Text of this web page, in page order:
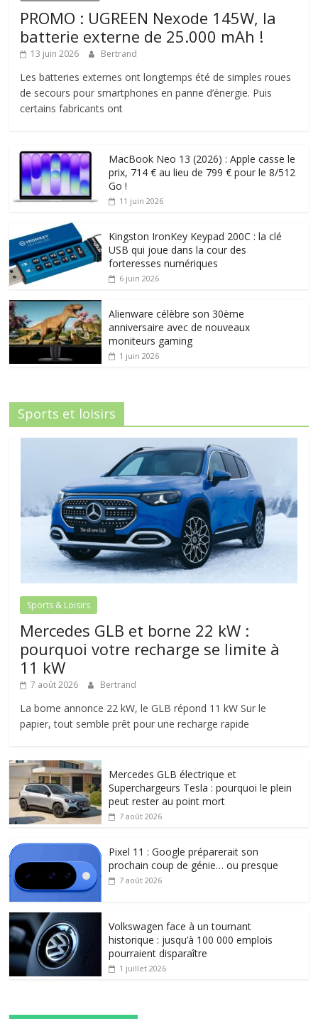
PROMO : UGREEN Nexode 145W, la
batterie externe de 25.000 mAh !
13 juin 2026 Bertrand
Les batteries externes ont longtemps été de simples roues
de secours pour smartphones en panne d’énergie. Puis
certains fabricants ont
MacBook Neo 13 (2026) : Apple casse le
prix, 714 € au lieu de 799 € pour le 8/512
Go !
11 juin 2026
Kingston IronKey Keypad 200C : la clé
USB qui joue dans la cour des
forteresses numériques
6 juin 2026
Alienware célèbre son 30ème
anniversaire avec de nouveaux
moniteurs gaming
1 juin 2026
Sports et loisirs
Sports & Loisirs
Mercedes GLB et borne 22 kW :
pourquoi votre recharge se limite à
11 kW
7 août 2026 Bertrand
La borne annonce 22 kW, le GLB répond 11 kW Sur le
papier, tout semble prêt pour une recharge rapide
Mercedes GLB électrique et
Superchargeurs Tesla : pourquoi le plein
peut rester au point mort
7 août 2026
Pixel 11 : Google préparerait son
prochain coup de génie… ou presque
7 août 2026
Volkswagen face à un tournant
historique : jusqu’à 100 000 emplois
pourraient disparaître
1 juillet 2026